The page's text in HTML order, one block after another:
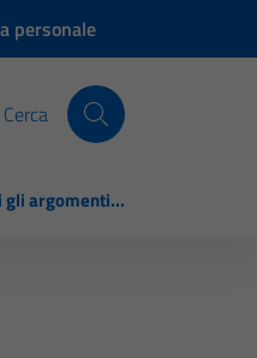
personale
Cerca
gli argomenti...